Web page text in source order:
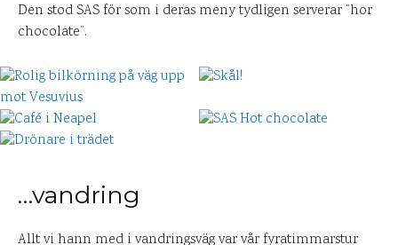
Den stod SAS för som i deras meny tydligen serverar ”hor
chocolate”.
…vandring
Allt vi hann med i vandringsväg var vår fyratimmarstur